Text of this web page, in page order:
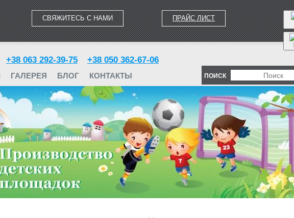
СВЯЖИТЕСЬ С НАМИ ПРАЙС ЛИСТ
+38 063 292-39-75 +38 050 362-67-06
ГАЛЕРЕЯ БЛОГ КОНТАКТЫ ПОИСК